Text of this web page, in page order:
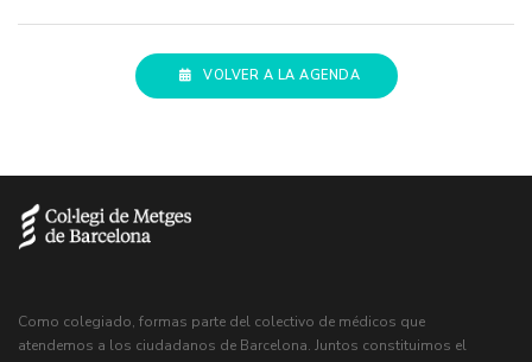
VOLVER A LA AGENDA
Como colegiado, formas parte del colectivo de médicos que
atendemos a los ciudadanos de Barcelona. Juntos constituimos el